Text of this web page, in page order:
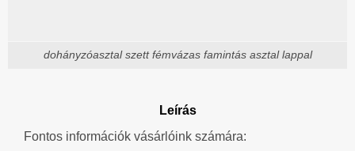
dohányzóasztal szett fémvázas famintás asztal lappal
Leírás
Fontos információk vásárlóink számára: